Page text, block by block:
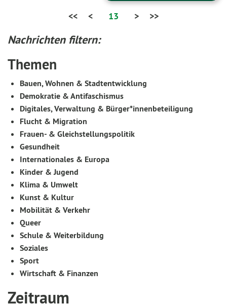
<<
< 13 > >>
Nachrichten filtern:
Themen
Bauen, Wohnen & Stadtentwicklung
Demokratie & Antifaschismus
Digitales, Verwaltung & Bürger*innenbeteiligung
Flucht & Migration
Frauen- & Gleichstellungspolitik
Gesundheit
Internationales & Europa
Kinder & Jugend
Klima & Umwelt
Kunst & Kultur
Mobilität & Verkehr
Queer
Schule & Weiterbildung
Soziales
Sport
Wirtschaft & Finanzen
Zeitraum